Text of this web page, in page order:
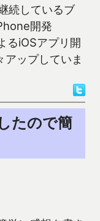
続しているブ
開発
るiOSアプリ開
ップしていま
たので簡